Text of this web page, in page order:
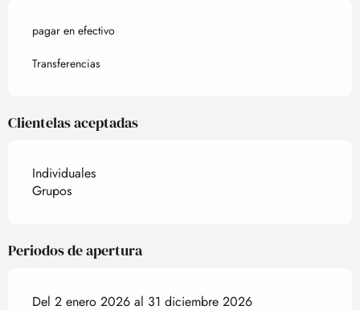
pagar en efectivo
Transferencias
Clientelas aceptadas
Individuales
Grupos
Periodos de apertura
Del 2 enero 2026 al 31 diciembre 2026